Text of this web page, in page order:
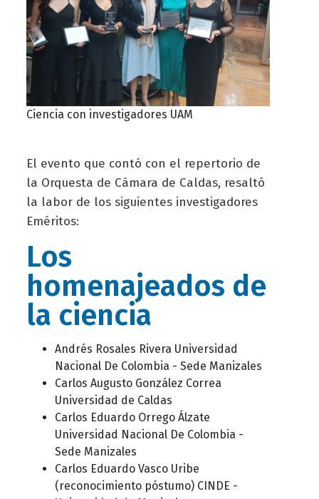
Ciencia con investigadores UAM
El evento que contó con el repertorio de
la Orquesta de Cámara de Caldas, resaltó
la labor de los siguientes investigadores
Eméritos:
Los
homenajeados de
la ciencia
Andrés Rosales Rivera Universidad
Nacional De Colombia - Sede Manizales
Carlos Augusto González Correa
Universidad de Caldas
Carlos Eduardo Orrego Álzate
Universidad Nacional De Colombia -
Sede Manizales
Carlos Eduardo Vasco Uribe
(reconocimiento póstumo) CINDE -